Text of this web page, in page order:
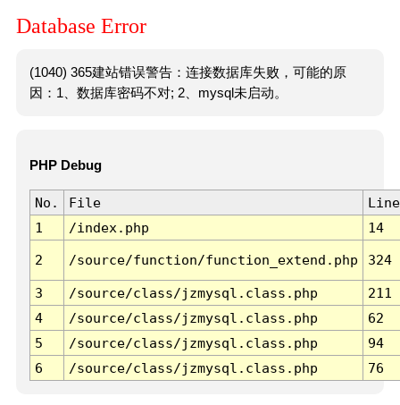
Database Error
(1040) 365建站错误警告：连接数据库失败，可能的原
因：1、数据库密码不对; 2、mysql未启动。
PHP Debug
No. File
Line
1
/index.php 14
2 /source/function/function_extend.php 324
3 /source/class/jzmysql.class.php
211
4
/source/class/jzmysql.class.php
62
5
/source/class/jzmysql.class.php
94
6
/source/class/jzmysql.class.php 76